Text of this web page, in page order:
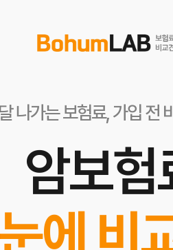
나가는 보험료, 가입 전
암보험
에 비